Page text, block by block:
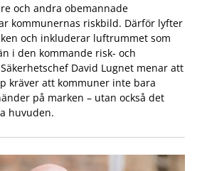
och andra obemannade
kommunernas riskbild. Därför lyfter
och inkluderar luftrummet som
i den kommande risk- och
David Lugnet menar att
kräver att kommuner inte bara
på marken – utan också det
huvuden.